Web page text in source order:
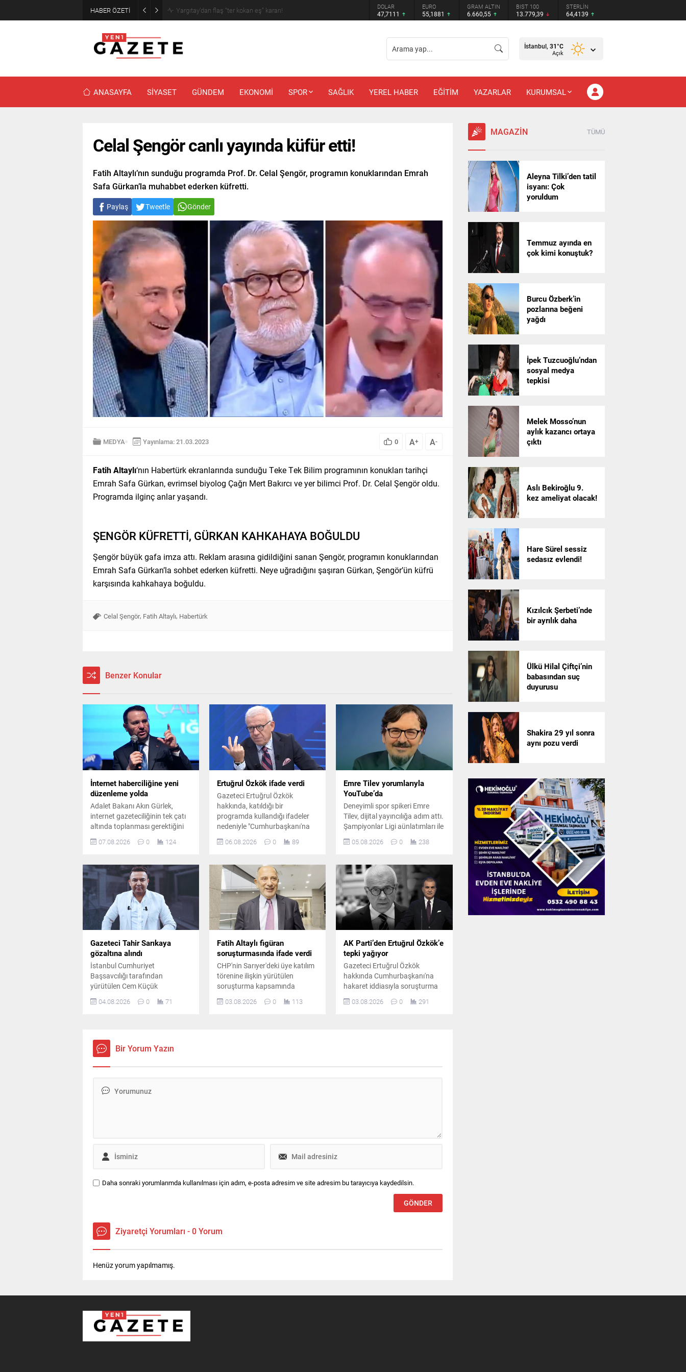
HABER ÖZETİ Narin cinayetinde amcadan olay mektup! DOLAR
47,7111
EURO
55,1881
GRAM ALTIN
6.660,55
BIST 100
13.779,39
STERLİN
64,4139
İstanbul, 31°C
Açık
ANASAYFA SİYASET GÜNDEM EKONOMİ SPOR SAĞLIK YEREL HABER EĞİTİM YAZARLAR KURUMSAL
Celal Şengör canlı yayında küfür etti!
Fatih Altaylı’nın sunduğu programda Prof. Dr. Celal Şengör, programın konuklarından Emrah
Safa Gürkan’la muhabbet ederken küfretti.
Paylaş Tweetle Gönder
MEDYA Yayınlama: 21.03.2023 0 A+ A-
Fatih Altaylı‘nın Habertürk ekranlarında sunduğu Teke Tek Bilim programının konukları tarihçi
Emrah Safa Gürkan, evrimsel biyolog Çağrı Mert Bakırcı ve yer bilimci Prof. Dr. Celal Şengör oldu.
Programda ilginç anlar yaşandı.
ŞENGÖR KÜFRETTİ, GÜRKAN KAHKAHAYA BOĞULDU
Şengör büyük gafa imza attı. Reklam arasına gidildiğini sanan Şengör, programın konuklarından
Emrah Safa Gürkan’la sohbet ederken küfretti. Neye uğradığını şaşıran Gürkan, Şengör’ün küfrü
karşısında kahkahaya boğuldu.
Celal Şengör, Fatih Altaylı, Habertürk
Benzer Konular
İnternet haberciliğine yeni
düzenleme yolda
Adalet Bakanı Akın Gürlek,
internet gazeteciliğinin tek çatı
altında toplanması gerektiğini
düzenlemeye ihtiyaç olduğunu
yasası çalışmalarına da değindi.
07.08.2026 0 124
Ertuğrul Özkök ifade verdi
Gazeteci Ertuğrul Özkök
hakkında, katıldığı bir
programda kullandığı ifadeler
nedeniyle "Cumhurbaşkanı'na
soruşturma başlatıldı. Ertuğrul
İstanbul Adalet Sarayı'na gitti.
06.08.2026 0 89
Emre Tilev yorumlarıyla
YouTube’da
Deneyimli spor spikeri Emre
Tilev, dijital yayıncılığa adım attı.
Şampiyonlar Ligi aünlatımları ile
kurduğu YouTube kanalında her
değerlendirecek.
05.08.2026 0 238
Gazeteci Tahir Sarıkaya
gözaltına alındı
İstanbul Cumhuriyet
Başsavcılığı tarafından
yürütülen Cem Küçük
soruşturması kapsamında
gazeteci Tahir Sarıkaya
04.08.2026 0 71
Fatih Altaylı figüran
soruşturmasında ifade verdi
CHP'nin Sarıyer'deki üye katılım
törenine ilişkin yürütülen
soruşturma kapsamında
gazeteci Fatih Altaylı, İstanbul
Adalet Sarayı'na gelerek ifade
03.08.2026 0 113
AK Parti’den Ertuğrul Özkök’e
tepki yağıyor
Gazeteci Ertuğrul Özkök
hakkında Cumhurbaşkanı'na
hakaret iddiasıyla soruşturma
başlatılmasının ardından AK
Parti Sözcüsü Ömer Çelik
03.08.2026 0 291
Bir Yorum Yazın
Daha sonraki yorumlarımda kullanılması için adım, e-posta adresim ve site adresim bu tarayıcıya kaydedilsin.
Ziyaretçi Yorumları - 0 Yorum
Henüz yorum yapılmamış.
MAGAZİN TÜMÜ
Aleyna Tilki’den tatil
isyanı: Çok
yoruldum
Temmuz ayında en
çok kimi konuştuk?
Burcu Özberk’in
pozlarına beğeni
yağdı
İpek Tuzcuoğlu’ndan
sosyal medya
tepkisi
Melek Mosso’nun
aylık kazancı ortaya
çıktı
Aslı Bekiroğlu 9.
kez ameliyat olacak!
Hare Sürel sessiz
sedasız evlendi!
Kızılcık Şerbeti’nde
bir ayrılık daha
Ülkü Hilal Çiftçi’nin
babasından suç
duyurusu
Shakira 29 yıl sonra
aynı pozu verdi